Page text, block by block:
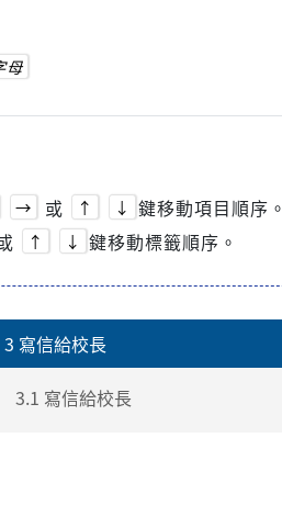
母
→ 或 ↑ ↓ 鍵移動項目順序。
↑ ↓ 鍵移動標籤順序。
3 寫信給校長
3.1 寫信給校長